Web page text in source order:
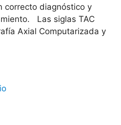
correcto diagnóstico y
Las siglas TAC
Axial Computarizada y